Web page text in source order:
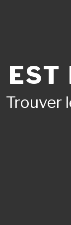
EST
Trouver